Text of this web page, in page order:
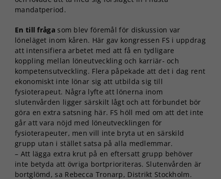
mandatperiod.
En till frågasom blev föremål för diskussion var
löneläget inom kåren. Här gav kongressen FS i uppdrag
att intensifiera arbetet med att få en tydligare
koppling mellan löneutveckling och karriär- och
kompetensutveckling. Flera påpekade att det i dag rent
ekonomiskt inte lönar sig att utbilda sig till
fysioterapeut. Några lyfte att lönerna inom
slutenvården ligger särskilt lågt och att förbundet bör
göra en extra satsning här. FS höll med om att det inte
går att vara nöjd med löneutvecklingen för
fysioterapeuter, men vill inte bryta ut en särskild
grupp utan i stället satsa på alla medlemmar.
– Att lägga extra krut på en eftersatt grupp behöver
inte betyda att övriga bortprioriteras. Slutenvården är
bortglömd, sa Rebecca Tronarp, Distrikt Stockholm.